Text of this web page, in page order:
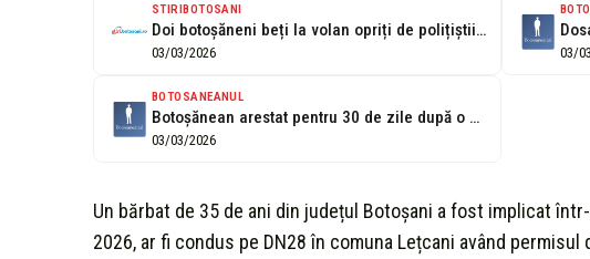
STIRIBOTOSANI
Doi botoșăneni beți la volan opriți de polițiștii ieșeni, unul avea permisul...
03/03/2026 03/
BOTOSANEANUL
Botoșănean arestat pentru 30 de zile după o vizită nebună la Iași
03/03/2026
Un bărbat de 35 de ani din județul Botoșani a fost implicat
2026, ar fi condus pe DN28 în comuna Lețcani având